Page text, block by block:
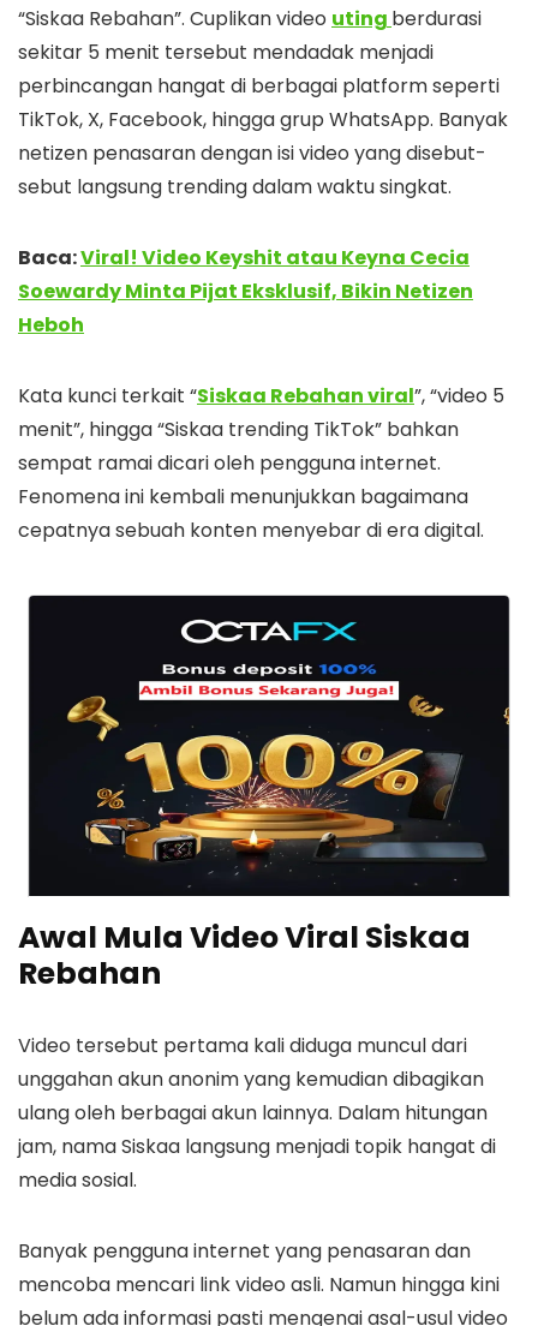
“Siskaa Rebahan”. Cuplikan video uting berdurasi
sekitar 5 menit tersebut mendadak menjadi
perbincangan hangat di berbagai platform seperti
TikTok, X, Facebook, hingga grup WhatsApp. Banyak
netizen penasaran dengan isi video yang disebut-
sebut langsung trending dalam waktu singkat.
Baca:Viral! Video Keyshit atau Keyna Cecia
Soewardy Minta Pijat Eksklusif, Bikin Netizen
Heboh
Kata kunci terkait “Siskaa Rebahan viral”, “video 5
menit”, hingga “Siskaa trending TikTok” bahkan
sempat ramai dicari oleh pengguna internet.
Fenomena ini kembali menunjukkan bagaimana
cepatnya sebuah konten menyebar di era digital.
Awal Mula Video Viral Siskaa
Rebahan
Video tersebut pertama kali diduga muncul dari
unggahan akun anonim yang kemudian dibagikan
ulang oleh berbagai akun lainnya. Dalam hitungan
jam, nama Siskaa langsung menjadi topik hangat di
media sosial.
Banyak pengguna internet yang penasaran dan
mencoba mencari link video asli. Namun hingga kini
belum ada informasi pasti mengenai asal-usul video